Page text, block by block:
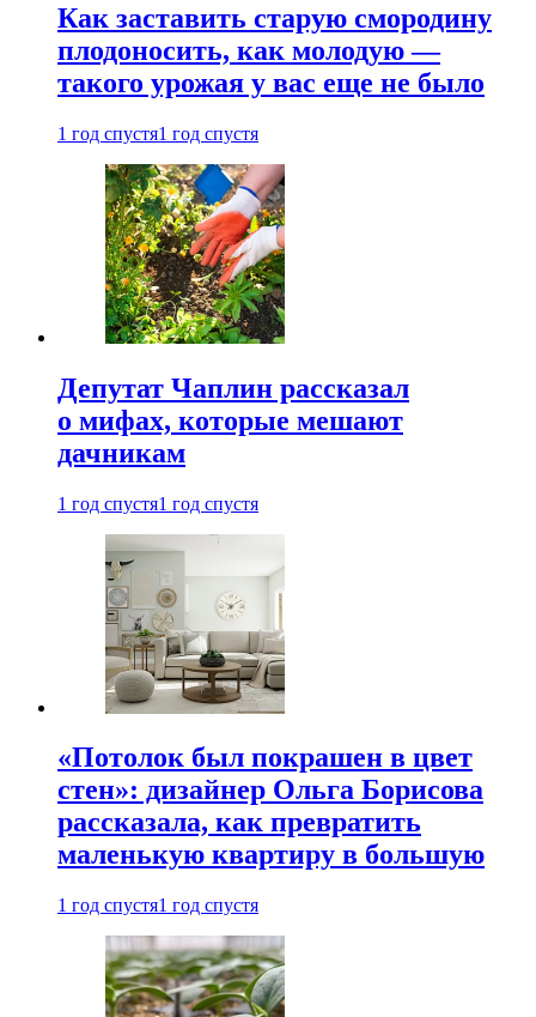
Как заставить старую смородину
плодоносить, как молодую —
такого урожая у вас еще не было
1 год спустя1 год спустя
Депутат Чаплин рассказал
о мифах, которые мешают
дачникам
1 год спустя1 год спустя
«Потолок был покрашен в цвет
стен»: дизайнер Ольга Борисова
рассказала, как превратить
маленькую квартиру в большую
1 год спустя1 год спустя